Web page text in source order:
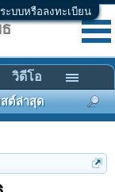
ะบบหรือลงทะเบียน
ต์ล่าสุด
วิดีโอ